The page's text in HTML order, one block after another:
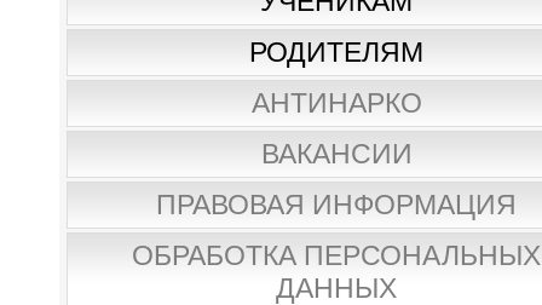
РОДИТЕЛЯМ
АНТИНАРКО
ВАКАНСИИ
ПРАВОВАЯ ИНФОРМАЦИЯ
ОБРАБОТКА ПЕРСОНАЛЬНЫХ
ДАННЫХ